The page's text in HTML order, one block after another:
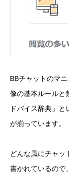
BBチャットのマ
像の基本ルールと
ドバイス辞典」
が揃っています。
どんな風にチャッ
書かれているので